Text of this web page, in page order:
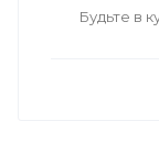
Будьте в